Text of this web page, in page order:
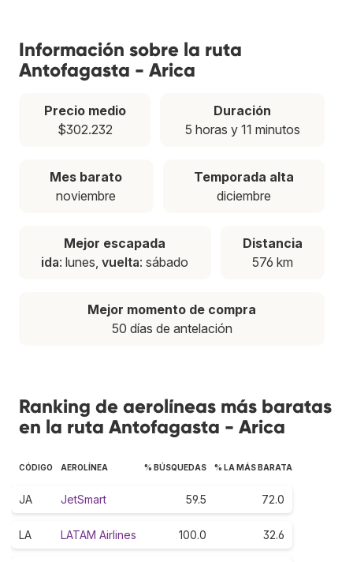
Información sobre la ruta
Antofagasta - Arica
Precio medio
$302.232
Duración
5 horas y 11 minutos
Mes barato
noviembre
Temporada alta
diciembre
Mejor escapada
ida: lunes,vuelta: sábado
Distancia
576 km
Mejor momento de compra
50 días de antelación
Ranking de aerolíneas más baratas
en la ruta Antofagasta - Arica
CÓDIGO AEROLÍNEA % BÚSQUEDAS % LA MÁS BARATA
JA JetSmart 59.5 72.0
LA LATAM Airlines 100.0 32.6